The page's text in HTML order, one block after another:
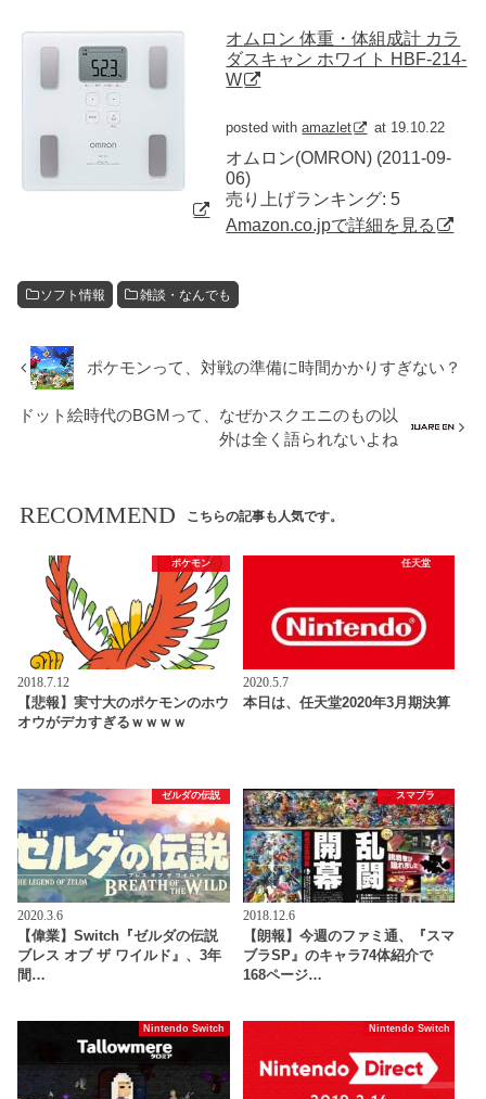
オムロン 体重・体組成計 カラ
ダスキャン ホワイト HBF-214-
W
posted withamazlet at 19.10.22
オムロン(OMRON) (2011-09-
06)
売り上げランキング: 5
Amazon.co.jpで詳細を見る
ソフト情報 雑談・なんでも
ポケモンって、対戦の準備に時間かかりすぎない？
ドット絵時代のBGMって、なぜかスクエニのもの以
外は全く語られないよね
RECOMMEND こちらの記事も人気です。
ポケモン
2018.7.12
【悲報】実寸大のポケモンのホウ
オウがデカすぎるｗｗｗｗ
任天堂
2020.5.7
本日は、任天堂2020年3月期決算
ゼルダの伝説
2020.3.6
【偉業】Switch『ゼルダの伝説
ブレス オブ ザ ワイルド』、3年
間…
スマブラ
2018.12.6
【朗報】今週のファミ通、『スマ
ブラSP』のキャラ74体紹介で
168ページ…
Nintendo Switch Nintendo Switch